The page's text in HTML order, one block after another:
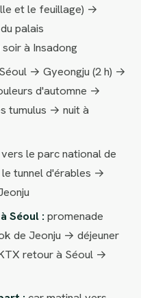
et le feuillage) →
palais
à Insadong
→ Gyeongju (2 h) →
d'automne →
tumulus → nuit à
le parc national de
tunnel d'érables →
Séoul : promenade
de Jeonju → déjeuner
retour à Séoul →